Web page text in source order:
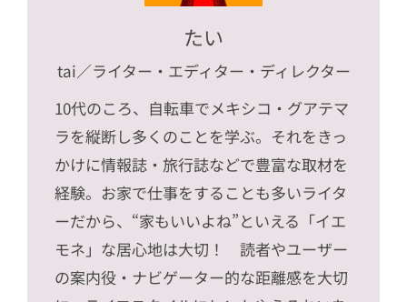
たい
tai／ライター・エディター・ディレクター
10代のころ、自転車でメキシコ・グアテマ
ラを縦断し多くのことを学ぶ。それをきっ
かけに情報誌・旅行誌などで豊富な取材を
経験。お家で仕事をすることも多いライタ
ーだから、“家もいいよね”といえる「イエ
モネ」な居心地は大切！ 読者やユーザー
の案内役・ナビゲーター的な距離感を大切